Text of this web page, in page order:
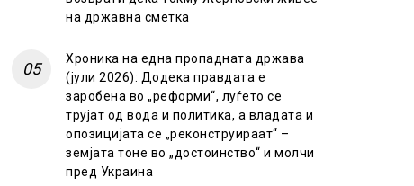
на државна сметка
Хроника на една пропадната држава
(јули 2026): Додека правдата е
заробена во „реформи“, луѓето се
трујат од вода и политика, а владата и
опозицијата се „реконструираат“ –
земјата тоне во „достоинство“ и молчи
пред Украина